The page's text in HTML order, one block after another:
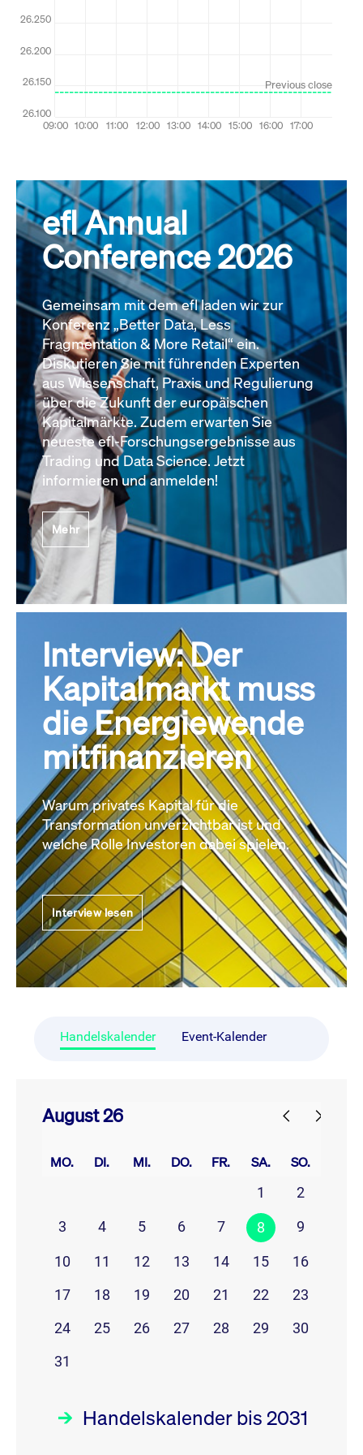
efl Annual
Conference 2026
Gemeinsam mit dem efl laden wir zur
Konferenz „Better Data, Less
Fragmentation & More Retail“ ein.
Diskutieren Sie mit führenden Experten
aus Wissenschaft, Praxis und Regulierung
über die Zukunft der europäischen
Kapitalmärkte. Zudem erwarten Sie
neueste efl-Forschungsergebnisse aus
Trading und Data Science. Jetzt
informieren und anmelden!
Mehr
Interview: Der
Kapitalmarkt muss
die Energiewende
mitfinanzieren
Warum privates Kapital für die
Transformation unverzichtbar ist und
welche Rolle Investoren dabei spielen.
Interview lesen
Handelskalender Event-Kalender
August 26
MO. DI. MI. DO. FR. SA. SO.
1
2
3
4 5 6 7 8 9
10 11 12 13 14 15
16
17
18 19 20 21 22
23
24
25 26 27 28 29
30
31
Handelskalender bis 2031